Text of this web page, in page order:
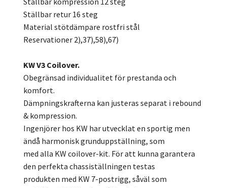
Ställbar retur 16 steg
Material stötdämpare rostfri stål
Reservationer 2),37),58),67)
KW V3 Coilover.
Obegränsad individualitet för prestanda och
komfort.
Dämpningskrafterna kan justeras separat i rebound
& kompression.
Ingenjörer hos KW har utvecklat en sportig men
ändå harmonisk grunduppställning, som
med alla KW coilover-kit. För att kunna garantera
den perfekta chassiställningen testas
produkten med KW 7-postrigg, såväl som